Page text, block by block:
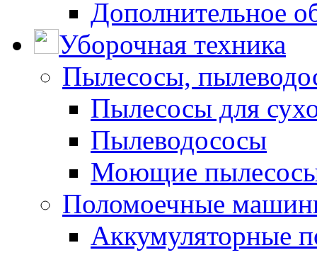
Дополнительное
Уборочная техника
Пылесосы,
Пылесосы для
Пылеводососы
Моющие пылесосы
Поломоечные
Аккумуляторные